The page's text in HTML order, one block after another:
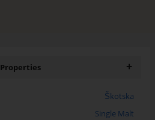
Properties +
Škotska
Single Malt